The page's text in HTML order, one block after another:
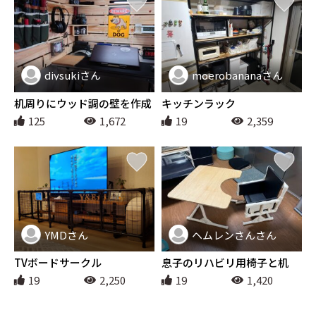
インテリア
diysukiさん
机周りにウッド調の壁を作成
125
1,672
インテリア
moerobananaさん
キッチンラック
19
2,359
インテリア
YMDさん
TVボードサークル
19
2,250
インテリア
ヘムレンさんさん
息子のリハビリ用椅子と机
19
1,420